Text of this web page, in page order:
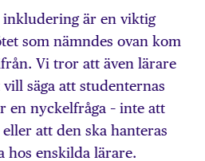
inkludering är en viktig
som nämndes ovan kom
Vi tror att även lärare
säga att studenternas
en nyckelfråga – inte att
att den ska hanteras
hos enskilda lärare.